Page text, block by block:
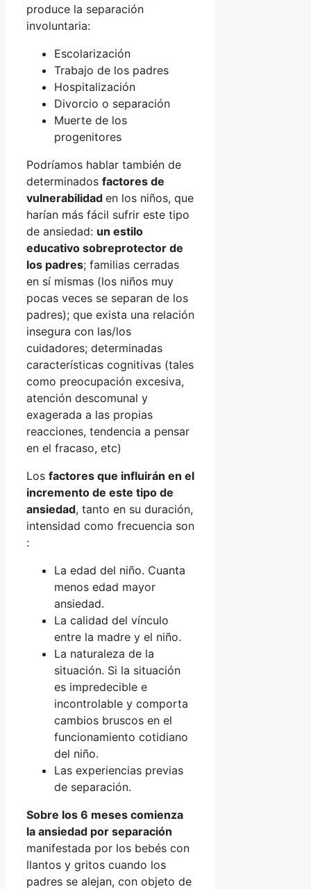
produce la separación
involuntaria:
Escolarización
Trabajo de los padres
Hospitalización
Divorcio o separación
Muerte de los
progenitores
Podríamos hablar también de
determinados factores de
vulnerabilidad en los niños, que
harían más fácil sufrir este tipo
de ansiedad: un estilo
educativo sobreprotector de
los padres; familias cerradas
en sí mismas (los niños muy
pocas veces se separan de los
padres); que exista una relación
insegura con las/los
cuidadores; determinadas
características cognitivas (tales
como preocupación excesiva,
atención descomunal y
exagerada a las propias
reacciones, tendencia a pensar
en el fracaso, etc)
Los factores que influirán en el
incremento de este tipo de
ansiedad, tanto en su duración,
intensidad como frecuencia son
:
La edad del niño. Cuanta
menos edad mayor
ansiedad.
La calidad del vínculo
entre la madre y el niño.
La naturaleza de la
situación. Si la situación
es impredecible e
incontrolable y comporta
cambios bruscos en el
funcionamiento cotidiano
del niño.
Las experiencias previas
de separación.
Sobre los 6 meses comienza
la ansiedad por separación
manifestada por los bebés con
llantos y gritos cuando los
padres se alejan, con objeto de